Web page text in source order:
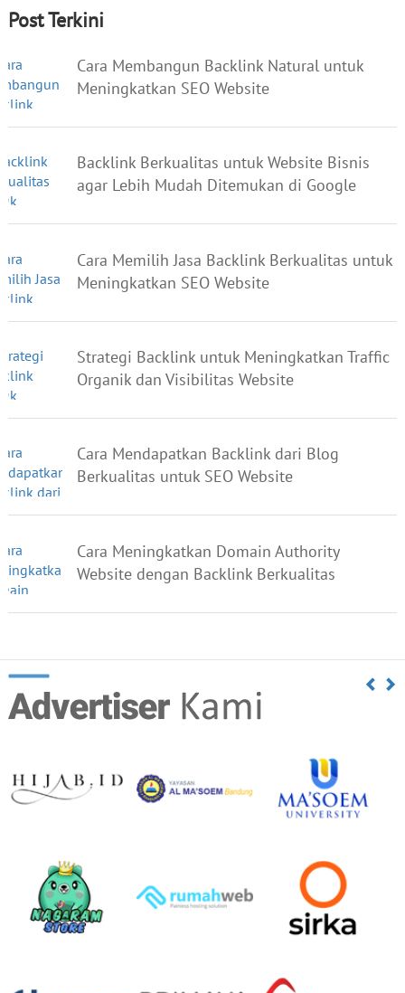
Post Terkini
Cara Membangun Backlink Natural untuk
Meningkatkan SEO Website
Backlink Berkualitas untuk Website Bisnis
agar Lebih Mudah Ditemukan di Google
Cara Memilih Jasa Backlink Berkualitas untuk
Meningkatkan SEO Website
Strategi Backlink untuk Meningkatkan Traffic
Organik dan Visibilitas Website
Cara Mendapatkan Backlink dari Blog
Berkualitas untuk SEO Website
Cara Meningkatkan Domain Authority
Website dengan Backlink Berkualitas